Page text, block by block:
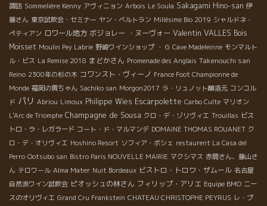
諏訪 Sommelière Kenny アヴィニョン Arbois Le Soula Sakagami Hino-san 伊
藤さん 東京試飲会・セミナー ヤン・ベルトラン Millésime Bio 2019 シャルドネ・
ペティアン ロワール地方 ボジョレー ・ヌーヴォー Valentin VALLES Bois
Moisset Moulin Pey Labrie 野崎ワインショップ ・ G Cave Madeleinne モンマルト
ル・ビス La Remise 2018 まどかさん Promenade des Anglais Takenouchi san
Reino 2300年の杉の木 コワンスト・ヴィーノ France Foot Championne de
Monde 福岡の黄ちゃん Sachiko san Morgon2017 ラ・リュノット醸造元 コンコル
ド パリ Abriou Limoux Philippe Wies Escarpolette Carbo Culte マリオン
L'Arc de Triomphe Champagne de Sousa クロ・デ・ゾリヴィエ Trouillas ビス
トロ・ラ・レガラード コート・ド・マルマンデ DOMAINE THOMAS ROUANET ク
ロ・デ・オリヴィエ Hoshino Resort ソフィア・ボシェ restaurent La Casa del
Perro Ootsubo san Bistro Paris NOUVELLE MAIRIE マクシマス 赤間さん、藤山さ
ん テロワール Alma Mater Nuit Bordeaux ビストロ・トロワ・ザムール 名古屋
自然派ワイン試飲会 ピオッシュの林さん フィリップ・アリエ Equipe BMO ニー
スのオリヴィエ Grand Cru Frankstein CHATEAU CHRISTOPHE PEYRUS レ・プ